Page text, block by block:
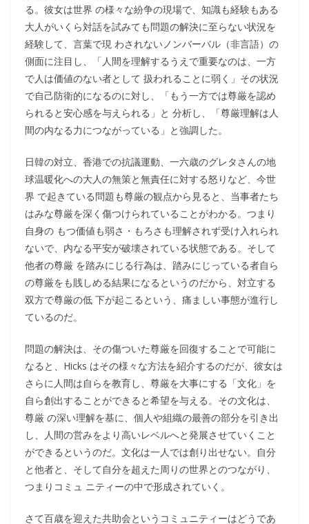
る。彼女は世界 の様々な紛争の現場で、知識も経験もある
大人がいくら対話を試みても問題の解決に至らない状況を
経験して、言葉で現 わされないノンバーバル（非言語）の
側面に注目し、「人間を理解するうえで重要なのは、一方
で人は価値のない者として 扱われることに弱く」その状況
で自己防衛的になるのに対し、「もう一方では尊厳を認め
られると安心感を与えられる」と 分析し、「尊厳理解は人
間の内なる力につながっている」と強調した。
日韓の対立、香港での抗議運動、一六歳のグレタさんの地
球温暖化への大人の無策と無責任に対する怒りなど、今世
界 で起きている問題も尊厳の観点から見ると、当事者たち
はみな尊厳を深く傷つけられていることがわかる。つまり
自身の もつ価値も弱さ・もろさも理解されず受け入れられ
ないで、内なる平安が破壊されている状態である。そして
他者の尊厳 を踏みにじる行為は、踏みにじっている者自ら
の尊厳をも賎しめる結果になるというのだから、対立する
双方で尊厳の低 下が起こるという、痛ましい事態が進行し
ているのだ。
問題の解決は、その傷ついた尊厳を回復することで可能に
なると、Hicks はその様々な方法を紹介するのだが、彼女は
さらに人間は自らを教育し、尊厳を大事にする「文化」を
自ら創出することができると希望を与える。その文化は、
尊厳 の深い理解を基に、個人や組織の最善の部分を引き出
し、人間の営みをより高いレベルへと発展させていくこと
ができるというのだ。文化は一人では創り出せない。自分
と他者と、そして自分を超えた周りの世界とのつながり、
つまりコミュ ニティーの中で形成されていく。
さて百歳を迎えた共助会というコミュニティーはどうであ